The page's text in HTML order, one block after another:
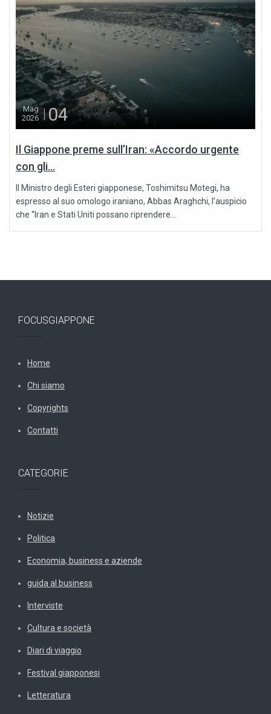
Mag
2026
04
Il Giappone preme sull’Iran: «Accordo urgente
con gli...
Il Ministro degli Esteri giapponese, Toshimitsu Motegi, ha
espresso al suo omologo iraniano, Abbas Araghchi, l’auspicio
che “Iran e Stati Uniti possano riprendere...
FOCUSGIAPPONE
Home
Chi siamo
Copyrights
Contatti
CATEGORIE
Notizie
Politica
Economia, business e aziende
guida al business
Interviste
Cultura e società
Diari di viaggio
Festival giapponesi
Letteratura